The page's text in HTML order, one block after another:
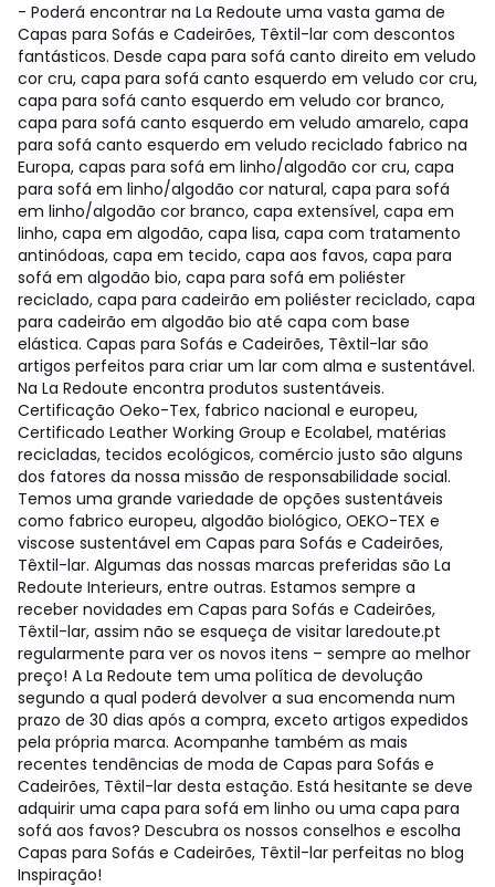
- Poderá encontrar na La Redoute uma vasta gama de
Capas para Sofás e Cadeirões, Têxtil-lar com descontos
fantásticos. Desde capa para sofá canto direito em veludo
cor cru, capa para sofá canto esquerdo em veludo cor cru,
capa para sofá canto esquerdo em veludo cor branco,
capa para sofá canto esquerdo em veludo amarelo, capa
para sofá canto esquerdo em veludo reciclado fabrico na
Europa, capas para sofá em linho/algodão cor cru, capa
para sofá em linho/algodão cor natural, capa para sofá
em linho/algodão cor branco, capa extensível, capa em
linho, capa em algodão, capa lisa, capa com tratamento
antinódoas, capa em tecido, capa aos favos, capa para
sofá em algodão bio, capa para sofá em poliéster
reciclado, capa para cadeirão em poliéster reciclado, capa
para cadeirão em algodão bio até capa com base
elástica. Capas para Sofás e Cadeirões, Têxtil-lar são
artigos perfeitos para criar um lar com alma e sustentável.
Na La Redoute encontra produtos sustentáveis.
Certificação Oeko-Tex, fabrico nacional e europeu,
Certificado Leather Working Group e Ecolabel, matérias
recicladas, tecidos ecológicos, comércio justo são alguns
dos fatores da nossa missão de responsabilidade social.
Temos uma grande variedade de opções sustentáveis
como fabrico europeu, algodão biológico, OEKO-TEX e
viscose sustentável em Capas para Sofás e Cadeirões,
Têxtil-lar. Algumas das nossas marcas preferidas são La
Redoute Interieurs, entre outras. Estamos sempre a
receber novidades em Capas para Sofás e Cadeirões,
Têxtil-lar, assim não se esqueça de visitar laredoute.pt
regularmente para ver os novos itens – sempre ao melhor
preço! A La Redoute tem uma política de devolução
segundo a qual poderá devolver a sua encomenda num
prazo de 30 dias após a compra, exceto artigos expedidos
pela própria marca. Acompanhe também as mais
recentes tendências de moda de Capas para Sofás e
Cadeirões, Têxtil-lar desta estação. Está hesitante se deve
adquirir uma capa para sofá em linho ou uma capa para
sofá aos favos? Descubra os nossos conselhos e escolha
Capas para Sofás e Cadeirões, Têxtil-lar perfeitas no blog
Inspiração!